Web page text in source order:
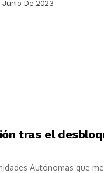
Junio De 2023
tras el
Autónomas que